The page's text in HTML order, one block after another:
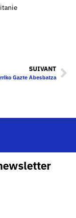
SUIVANT
Gazte Abesbatza